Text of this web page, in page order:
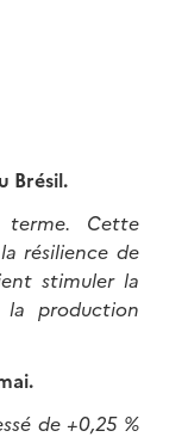
Brésil.
terme. Cette
résilience de
stimuler la
production
de +0,25 %